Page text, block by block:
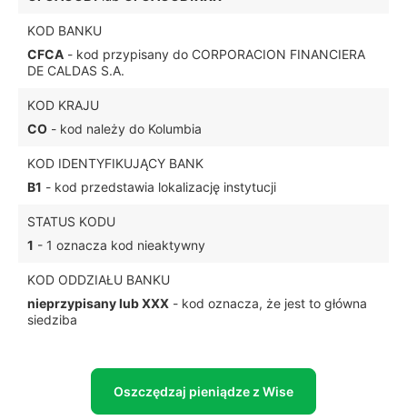
KOD BANKU
CFCA - kod przypisany do CORPORACION FINANCIERA
DE CALDAS S.A.
KOD KRAJU
CO - kod należy do Kolumbia
KOD IDENTYFIKUJĄCY BANK
B1 - kod przedstawia lokalizację instytucji
STATUS KODU
1 - 1 oznacza kod nieaktywny
KOD ODDZIAŁU BANKU
nieprzypisany lub XXX - kod oznacza, że jest to główna
siedziba
Oszczędzaj pieniądze z Wise